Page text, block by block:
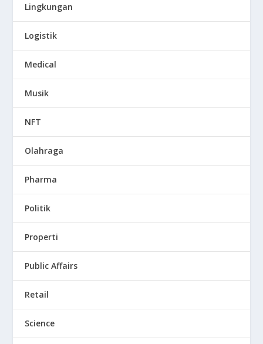
Lingkungan
Logistik
Medical
Musik
NFT
Olahraga
Pharma
Politik
Properti
Public Affairs
Retail
Science